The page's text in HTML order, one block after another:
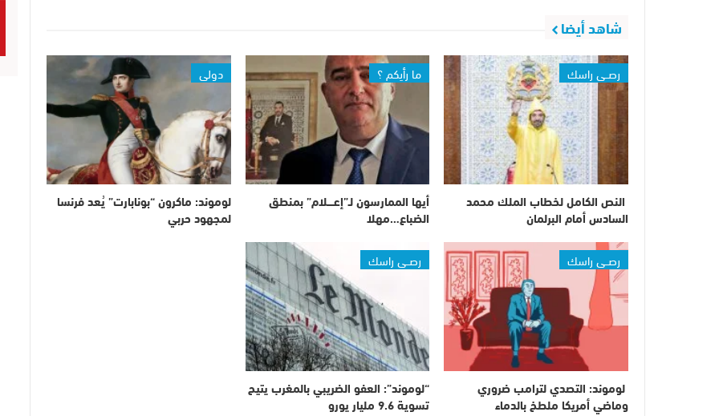
شاهد أيضا
رصــي راسك
النص الكامل لخطاب الملك محمد
السادس أمام البرلمان
ما رأيكم ؟
أيها الممارسون لـ”إعــــلام” بمنطق
الضباع…مهلا
دولي
لوموند: ماكرون “بونابارت” يُعد فرنسا
لمجهود حربي
رصــي راسك
لوموند: التصدي لترامب ضروري
وماضي أمريكا ملطخ بالدماء
رصــي راسك
“لوموند”: العفو الضريبي بالمغرب يتيح
تسوية 9.6 مليار يورو